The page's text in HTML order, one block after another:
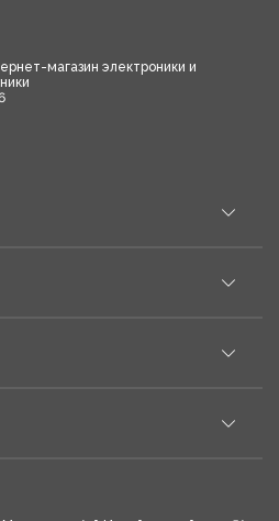
магазин электроники и